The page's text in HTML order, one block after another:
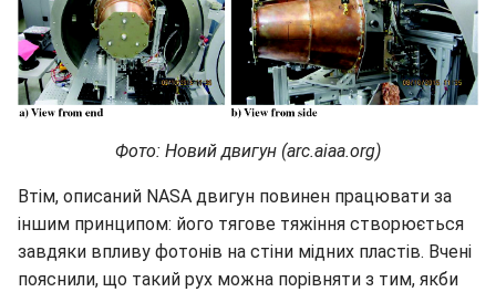
Фото: Новий двигун (arc.aiaa.org)
Втім, описаний NASA двигун повинен працювати за
іншим принципом: його тягове тяжіння створюється
завдяки впливу фотонів на стіни мідних пластів. Вчені
пояснили, що такий рух можна порівняти з тим, якби